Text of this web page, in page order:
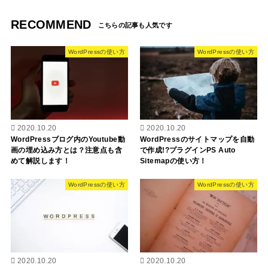
RECOMMEND
WordPressの使い方
2020.10.20
WordPressブログ内のYoutube動
画の埋め込み方とは？注意点も含
めて解説します！
WordPressの使い方
2020.10.20
WordPressのサイトマップを自動
で作成!?プラグインPS Auto
Sitemapの使い方！
WordPressの使い方
2020.10.20
WordPressの使い方
2020.10.20